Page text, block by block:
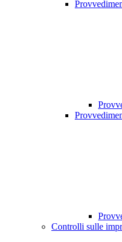
Controlli sulle